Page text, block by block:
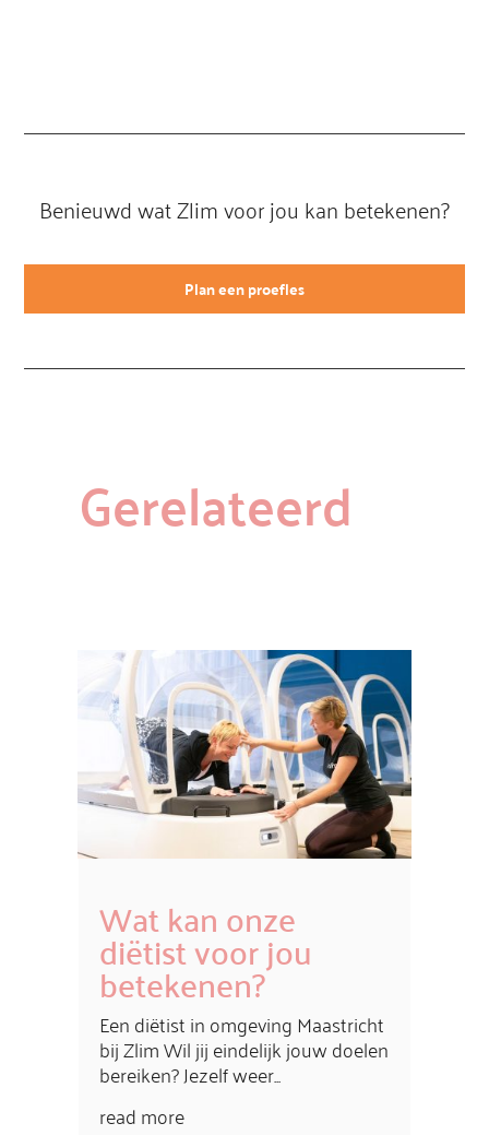
Benieuwd wat Zlim voor jou kan betekenen?
Plan een proefles
Gerelateerd
Wat kan onze
diëtist voor jou
betekenen?
Een diëtist in omgeving Maastricht
bij Zlim Wil jij eindelijk jouw doelen
bereiken? Jezelf weer...
read more